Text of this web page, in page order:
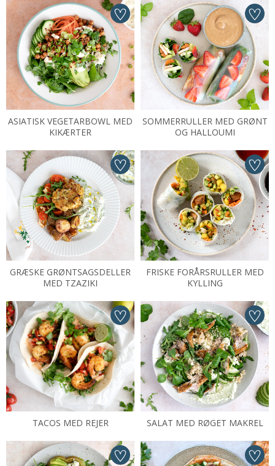
ASIATISK VEGETARBOWL MED
KIKÆRTER
SOMMERRULLER MED GRØNT
OG HALLOUMI
GRÆSKE GRØNTSAGSDELLER
MED TZAZIKI
FRISKE FORÅRSRULLER MED
KYLLING
TACOS MED REJER SALAT MED RØGET MAKREL